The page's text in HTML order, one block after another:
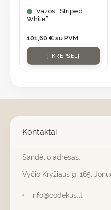
Vazos „Striped
White”
101,60 € su PVM
Į KREPŠELĮ
Kontaktai
Sandėlio adresas:
Vyčio Kryžiaus g. 165,
info@codekus.lt